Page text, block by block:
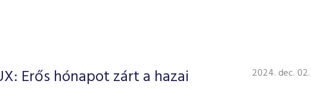
Erős hónapot zárt a hazai
2024. dec. 02.